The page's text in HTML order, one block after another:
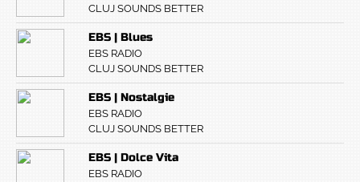
CLUJ SOUNDS BETTER
EBS | Blues
EBS RADIO
CLUJ SOUNDS BETTER
EBS | Nostalgie
EBS RADIO
CLUJ SOUNDS BETTER
EBS | Dolce Vita
EBS RADIO